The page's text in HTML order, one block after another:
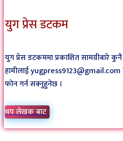
युग प्रेस डटकम
युग प्रेस डटकममा प्रकाशित सामग्रीबारे
हामीलाई yugpress9123@gmail.com
फोन गर्न सक्नुहुनेछ ।
थप लेखक बाट